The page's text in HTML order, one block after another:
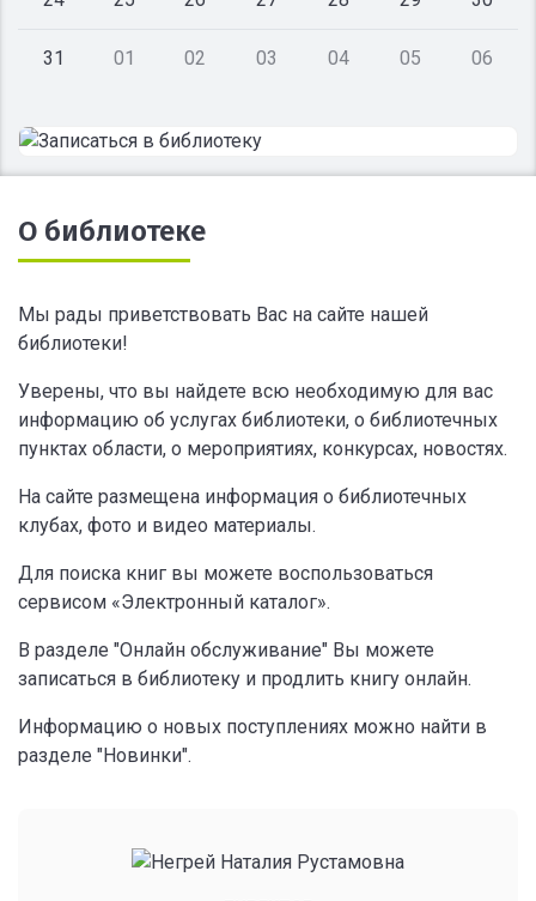
31 01 02 03 04 05 06
О библиотеке
Мы рады приветствовать Вас на сайте нашей
библиотеки!
Уверены, что вы найдете всю необходимую для вас
информацию об услугах библиотеки, о библиотечных
пунктах области, о мероприятиях, конкурсах, новостях.
На сайте размещена информация о библиотечных
клубах, фото и видео материалы.
Для поиска книг вы можете воспользоваться
сервисом «Электронный каталог».
В разделе "Онлайн обслуживание" Вы можете
записаться в библиотеку и продлить книгу онлайн.
Информацию о новых поступлениях можно найти в
разделе "Новинки".